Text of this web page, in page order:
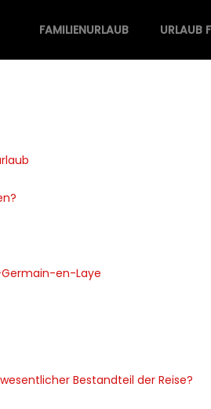
FAMILIENURLAUB URLAUB
Germain-en-Laye
Bestandteil der Reise?